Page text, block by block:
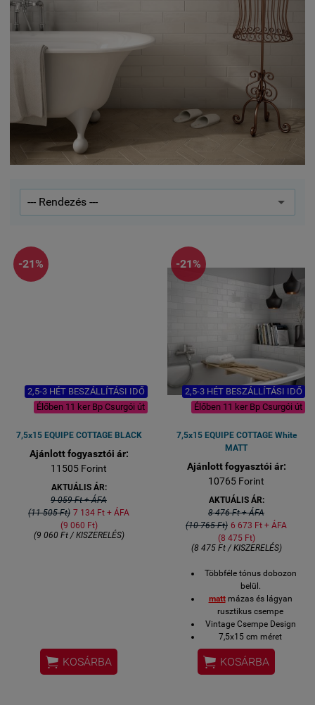
-21%
2,5-3 HÉT BESZÁLLÍTÁSI IDŐ
Élőben 11 ker Bp Csurgói út
7,5x15 EQUIPE COTTAGE BLACK
Ajánlott fogyasztói ár:
11505 Forint
AKTUÁLIS ÁR:
9 059 Ft + ÁFA
(11 505 Ft) 7 134 Ft + ÁFA
(9 060 Ft)
(9 060 Ft / KISZERELÉS)
 KOSÁRBA
-21%
2,5-3 HÉT BESZÁLLÍTÁSI IDŐ
Élőben 11 ker Bp Csurgói út
7,5x15 EQUIPE COTTAGE White
MATT
Ajánlott fogyasztói ár:
10765 Forint
AKTUÁLIS ÁR:
8 476 Ft + ÁFA
(10 765 Ft) 6 673 Ft + ÁFA
(8 475 Ft)
(8 475 Ft / KISZERELÉS)
Többféle tónus dobozon
belül.
mattmázas és lágyan
rusztikus csempe
Vintage Csempe Design
7,5x15 cm méret
0,5 négyzetméter / gyári
kiszerelés
Ugyanebben a színben
 KOSÁRBA